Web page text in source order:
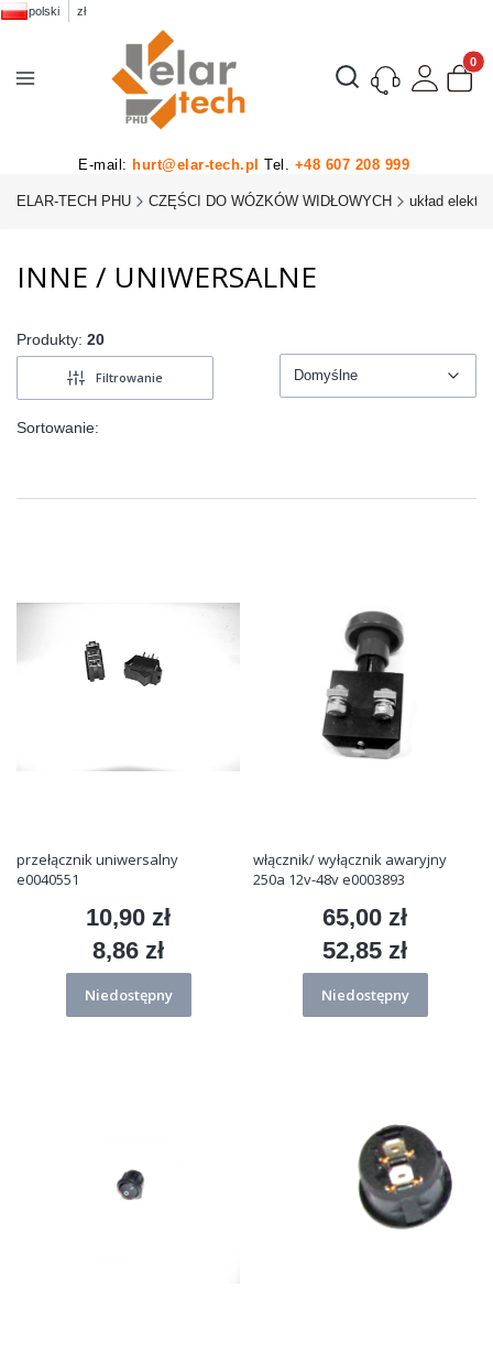
polski zł
Otwórz wyszukiwarkę
E-mail: hurt@elar-tech.pl Tel. +48 607 208 999
ELAR-TECH PHU CZĘŚCI DO WÓZKÓW WIDŁOWYCH układ
INNE / UNIWERSALNE
Produkty: 20
Filtrowanie
Sortowanie:
Domyślne
przełącznik uniwersalny
e0040551
Cena
10,90 zł
Cena
8,86 zł
Niedostępny
włącznik/ wyłącznik awaryjny
250a 12v-48v e0003893
Cena
65,00 zł
Cena
52,85 zł
Niedostępny